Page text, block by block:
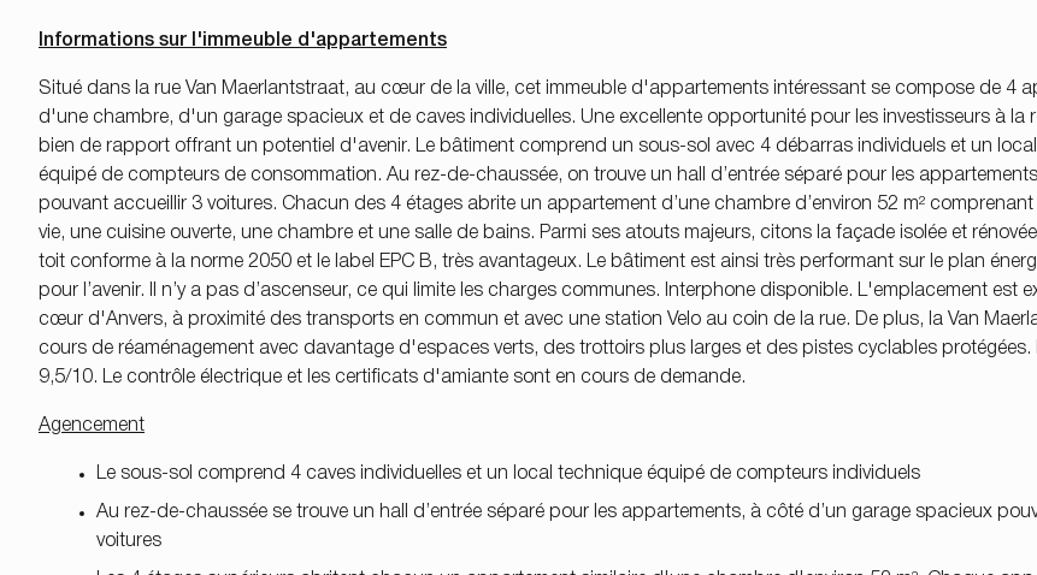
Informations sur l'immeuble d'appartements
Situé dans la rue Van Maerlantstraat, au cœur de la ville, cet immeuble d'appartements intéressant se compose de 4
d'une chambre, d'un garage spacieux et de caves individuelles. Une excellente opportunité pour les investisseurs à la
bien de rapport offrant un potentiel d'avenir. Le bâtiment comprend un sous-sol avec 4 débarras individuels et un
équipé de compteurs de consommation. Au rez-de-chaussée, on trouve un hall d’entrée séparé pour les
pouvant accueillir 3 voitures. Chacun des 4 étages abrite un appartement d’une chambre d’environ 52 m²
vie, une cuisine ouverte, une chambre et une salle de bains. Parmi ses atouts majeurs, citons la façade isolée et
toit conforme à la norme 2050 et le label EPC B, très avantageux. Le bâtiment est ainsi très performant sur le plan
pour l’avenir. Il n’y a pas d’ascenseur, ce qui limite les charges communes. Interphone disponible. L'emplacement est
cœur d'Anvers, à proximité des transports en commun et avec une station Velo au coin de la rue. De plus, la Van
cours de réaménagement avec davantage d'espaces verts, des trottoirs plus larges et des pistes cyclables protégées.
9,5/10. Le contrôle électrique et les certificats d'amiante sont en cours de demande.
Agencement
Le sous-sol comprend 4 caves individuelles et un local technique équipé de compteurs individuels
Au rez-de-chaussée se trouve un hall d’entrée séparé pour les appartements, à côté d’un garage spacieux
voitures